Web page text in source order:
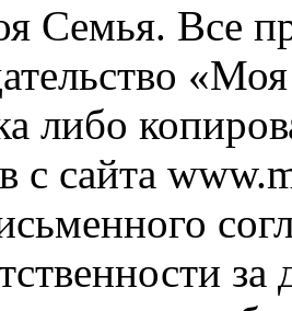
Семья. Все
либо
с сайта